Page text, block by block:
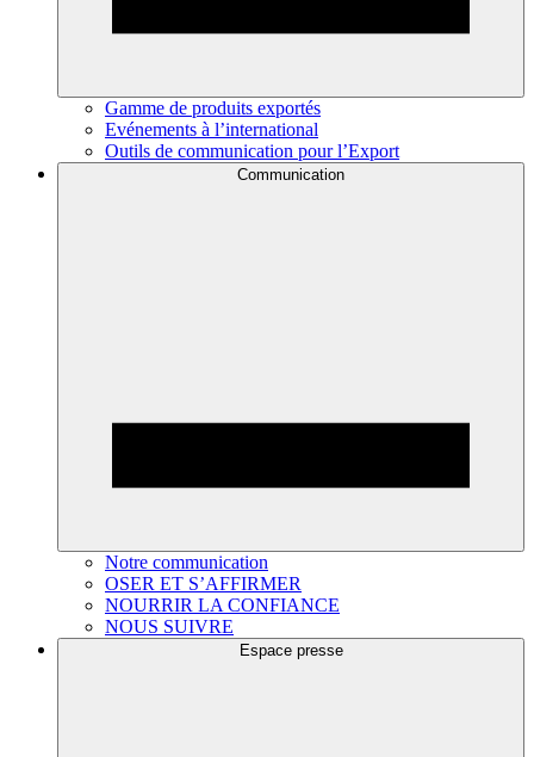
Gamme de produits exportés
Evénements à l’international
Outils de communication pour l’Export
Communication
Notre communication
OSER ET S’AFFIRMER
NOURRIR LA CONFIANCE
NOUS SUIVRE
Espace presse